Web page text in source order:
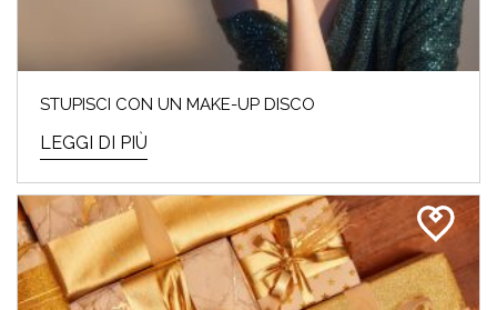
STUPISCI CON UN MAKE-UP DISCO
LEGGI DI PIÙ